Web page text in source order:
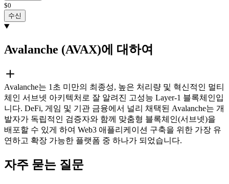
$0
수신
Avalanche (AVAX)에 대하여
Avalanche는 1초 미만의 최종성, 높은 처리량 및 혁신적인 멀티
체인 서브넷 아키텍처로 잘 알려진 고성능 Layer-1 블록체인입
니다. DeFi, 게임 및 기관 금융에서 널리 채택된 Avalanche는 개
발자가 독립적인 검증자와 함께 맞춤형 블록체인(서브넷)을
배포할 수 있게 하여 Web3 애플리케이션 구축을 위한 가장 유
연하고 확장 가능한 플랫폼 중 하나가 되었습니다.
자주 묻는 질문